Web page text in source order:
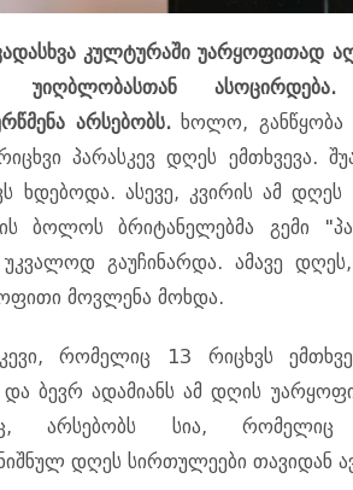
კულტურაში უარყოფითად
უიღბლობასთან
არსებობს.ხოლო, განწყობა
პარასკევ დღეს ემთხვევა. შუა
ხდებოდა. ასევე, კვირის ამ დღეს
ბოლოს ბრიტანელებმა გემი
გაუჩინარდა. ამავე
მოვლენა მოხდა.
რომელიც 13 რიცხვს
ბევრ ადამიანს ამ დღის
არსებობს სია, რომელიც
დღეს სირთულეები თავიდან